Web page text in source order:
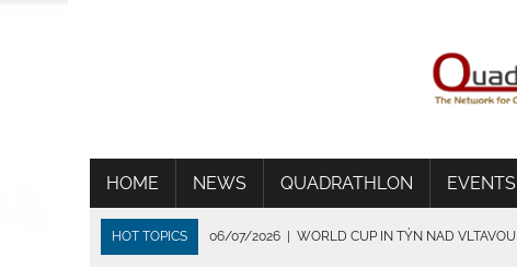
HOME NEWS QUADRATHLON EVENTS
HOT TOPICS 06/07/2026 WORLD CUP IN TÝN NAD VLTAVOU